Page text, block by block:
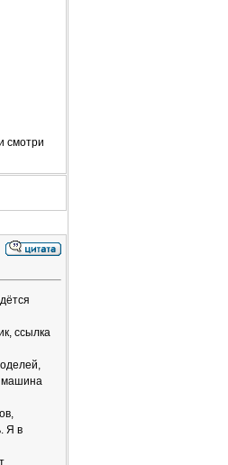
смотри
ссылка
машина
Я в